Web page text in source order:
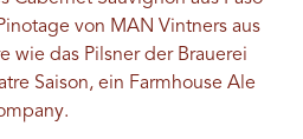
von MAN Vintners aus
wie das Pilsner der Brauerei
Saison, ein Farmhouse Ale